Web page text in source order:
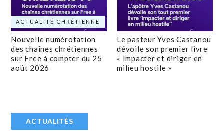
ACTUALITÉ CHRÉTIENNE
Nouvelle numérotation
des chaînes chrétiennes
sur Free à compter du 25
août 2026
Le pasteur Yves Castanou
dévoile son premier livre
« Impacter et diriger en
milieu hostile »
ACTUALITÉS